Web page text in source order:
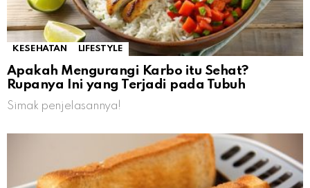
KESEHATAN LIFESTYLE
Apakah Mengurangi Karbo itu Sehat?
Rupanya Ini yang Terjadi pada Tubuh
Simak penjelasannya!